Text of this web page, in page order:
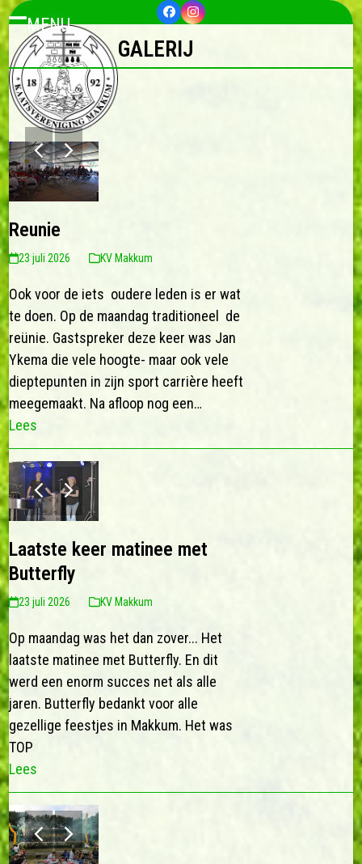
Skip
to
content
FacebookInstagram
MENU
Open
mobile
menu
Close
mobile
menu
GALERIJ
previous
slide
next
slide
Reunie
23 juli 2026 KV Makkum
Ook voor de iets oudere leden is er wat
te doen. Op de maandag traditioneel de
reünie. Gastspreker deze keer was Jan
Ykema die vele hoogte- maar ook vele
dieptepunten in zijn sport carrière heeft
meegemaakt. Na afloop nog een…
Lees
previous
slide
next
slide
Laatste keer matinee met
Butterfly
23 juli 2026 KV Makkum
Op maandag was het dan zover... Het
laatste matinee met Butterfly. En dit
werd een enorm succes net als alle
jaren. Butterfly bedankt voor alle
gezellige feestjes in Makkum. Het was
TOP
Lees
previous
slide
next
slide